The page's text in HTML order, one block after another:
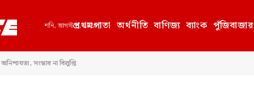
শনি, আগস্ট 8, 2026
প্রথমপাতা অর্থনীতি বাণিজ্য ব্যাংক পুঁজিবাজার
সংস্কার না বিলুপ্তি